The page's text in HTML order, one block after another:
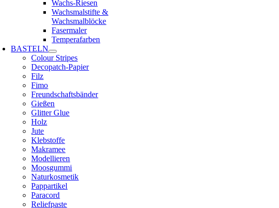
Wachs-Riesen
Wachsmalstifte &
Wachsmalblöcke
Fasermaler
Temperafarben
BASTELN
Colour Stripes
Decopatch-Papier
Filz
Fimo
Freundschaftsbänder
Gießen
Glitter Glue
Holz
Jute
Klebstoffe
Makramee
Modellieren
Moosgummi
Naturkosmetik
Pappartikel
Paracord
Reliefpaste